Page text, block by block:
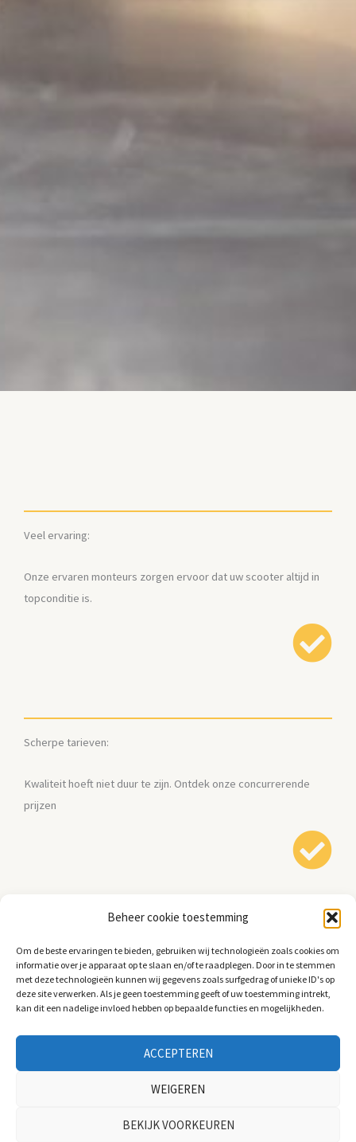
Beheer cookie toestemming
Om de beste ervaringen te bieden, gebruiken wij technologieën zoals cookies om
informatie over je apparaat op te slaan en/of te raadplegen. Door in te stemmen
met deze technologieën kunnen wij gegevens zoals surfgedrag of unieke ID's op
deze site verwerken. Als je geen toestemming geeft of uw toestemming intrekt,
kan dit een nadelige invloed hebben op bepaalde functies en mogelijkheden.
ACCEPTEREN
WEIGEREN
BEKIJK VOORKEUREN
Veel ervaring:
Onze ervaren monteurs zorgen ervoor dat uw scooter altijd in
topconditie is.
Scherpe tarieven:
Kwaliteit hoeft niet duur te zijn. Ontdek onze concurrerende
prijzen
Haal en breng service:
Gemak voorop! Wij halen en brengen je scooter wanneer het jou
uitkomt.